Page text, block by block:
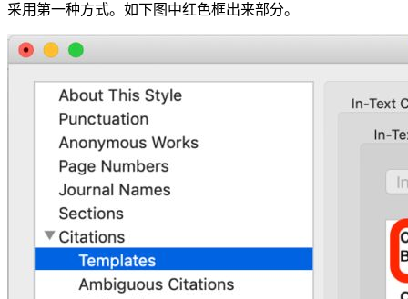
采用第一种方式。如下图中红色框出来部分。